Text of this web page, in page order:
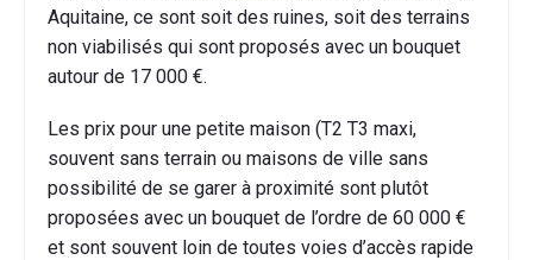
Aquitaine, ce sont soit des ruines, soit des terrains
non viabilisés qui sont proposés avec un bouquet
autour de 17 000 €.
Les prix pour une petite maison (T2 T3 maxi,
souvent sans terrain ou maisons de ville sans
possibilité de se garer à proximité sont plutôt
proposées avec un bouquet de l’ordre de 60 000 €
et sont souvent loin de toutes voies d’accès rapide